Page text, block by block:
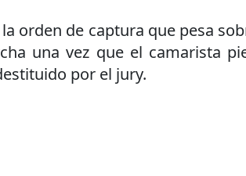
orden de captura que pesa
una vez que el camarista
por el jury.